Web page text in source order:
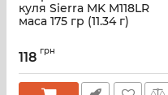
куля Sierra MK M118LR
маса 175 гр (11.34 г)
118 грн